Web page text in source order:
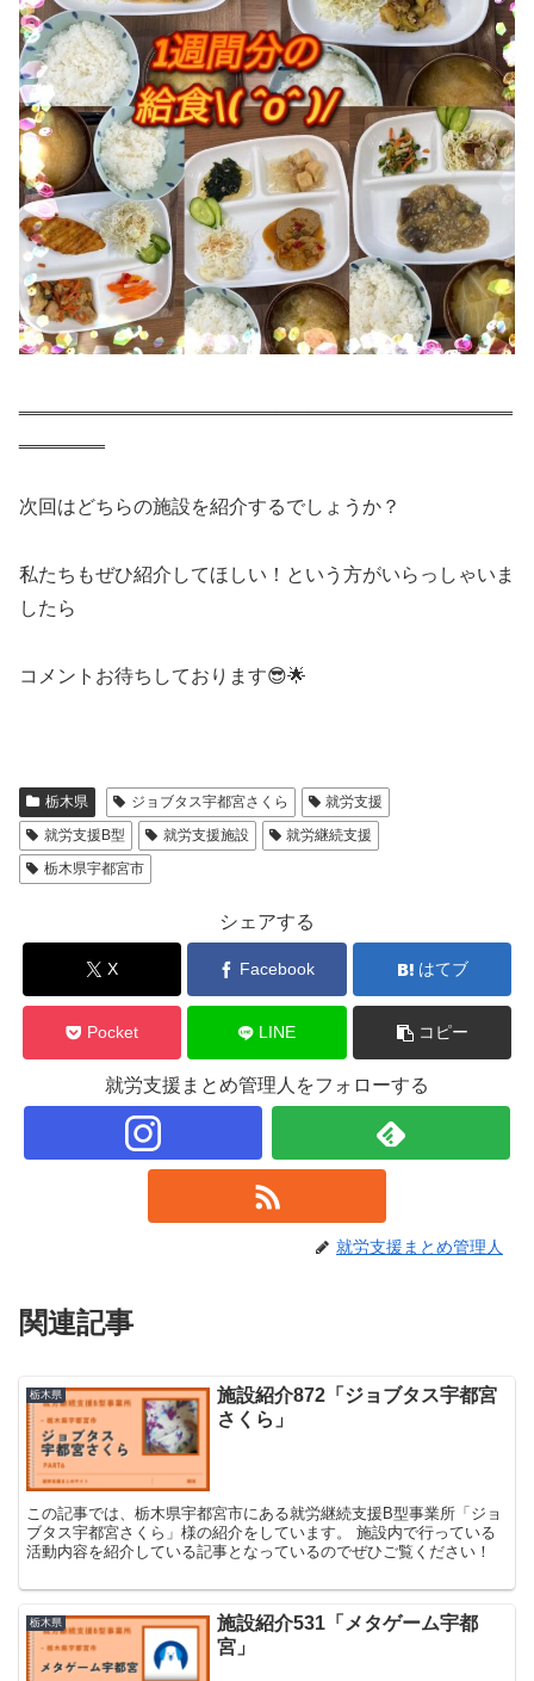
次回はどちらの施設を紹介するでしょうか？
私たちもぜひ紹介してほしい！という方がいらっしゃいま
したら
コメントお待ちしております😎🌟
栃木県 ジョブタス宇都宮さくら
就労支援
就労支援B型
就労支援施設
就労継続支援
栃木県宇都宮市
シェアする
X Facebook はてブ
Pocket LINE コピー
就労支援まとめ管理人をフォローする
就労支援まとめ管理人
関連記事
栃木県
施設紹介872「ジョブタス宇都宮
さくら」
この記事では、栃木県宇都宮市にある就労継続支援B型事業所「ジョ
ブタス宇都宮さくら」様の紹介をしています。 施設内で行っている
活動内容を紹介している記事となっているのでぜひご覧ください！
栃木県
施設紹介531「メタゲーム宇都
宮」